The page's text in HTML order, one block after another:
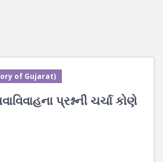
of Gujarat)
પ્રશ્નની ચર્ચા કોણે